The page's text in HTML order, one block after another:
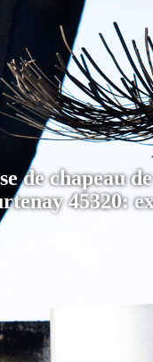
de chapeau de
45320: